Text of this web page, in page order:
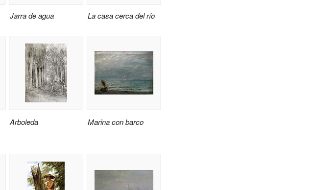
Jarra de agua La casa cerca del río
Arboleda Marina con barco